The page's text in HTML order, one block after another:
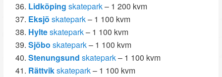
Lidköping skatepark– 1 200 kvm
Eksjö skatepark– 1 100 kvm
Hylteskatepark– 1 100 kvm
Sjöbo skatepark– 1 100 kvm
Stenungsund skatepark– 1 100 kvm
Rättvikskatepark– 1 100 kvm